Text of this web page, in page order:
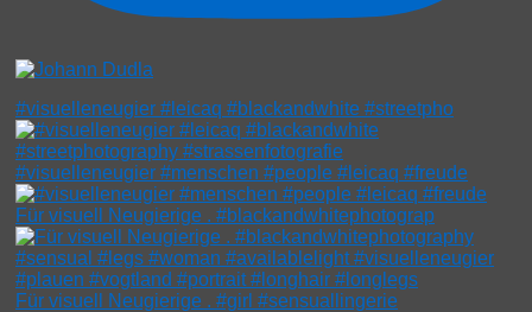
#visuelleneugier #leicaq #blackandwhite #streetpho
#visuelleneugier #menschen #people #leicaq #freude
Für visuell Neugierige . #blackandwhitephotograp
Für visuell Neugierige . #girl #sensuallingerie